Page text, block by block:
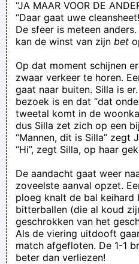
“JA MAAR VOOR DE
“Daar gaat uwe
De sfeer is meteen
kan de winst van zijn bet
Op dat moment schijnen
zwaar verkeer te horen.
gaat naar buiten. Silla is
bezoek is en dat “dat
tweetal komt in de
dus Silla zet zich op een
“Mannen, dit is Silla” zegt
“Hi”, zegt Silla, op haar
De aandacht gaat weer
zoveelste aanval opzet.
ploeg knalt de bal keihard
bitterballen (die al koud
geschrokken van het
Als de viering uitdooft
match afgefloten. De 1-1
beter dan verliezen!